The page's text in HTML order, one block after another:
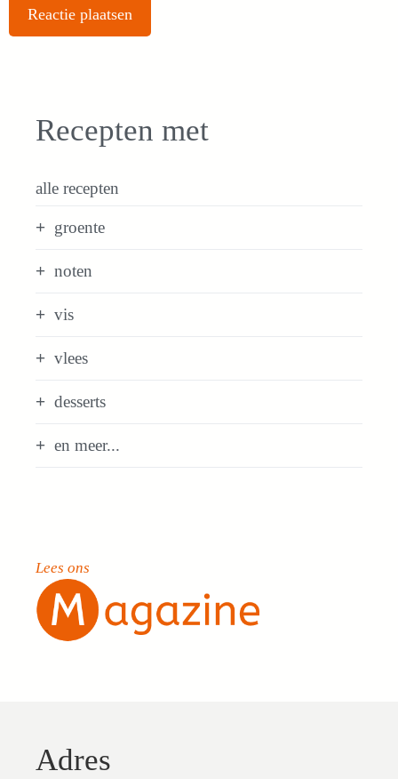
Recepten met
alle recepten
groente
noten
vis
vlees
desserts
en meer...
Lees ons
Adres